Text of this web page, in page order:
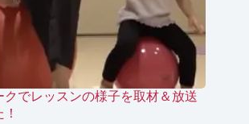
でレッスンの様子を取材＆放送